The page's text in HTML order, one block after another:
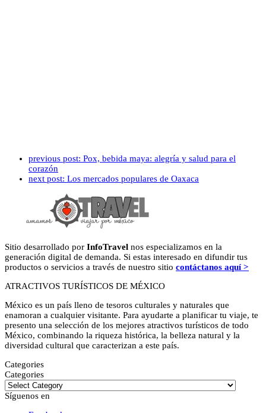
previous post: Pox, bebida maya: alegría y salud para el
corazón
next post: Los mercados populares de Oaxaca
Sitio desarrollado por InfoTravel nos especializamos en la
generación digital de demanda. Si estas interesado en difundir tus
productos o servicios a través de nuestro sitio contáctanos aquí >
ATRACTIVOS TURÍSTICOS DE MÉXICO
México es un país lleno de tesoros culturales y naturales que
enamoran a cualquier visitante. Para ayudarte a planificar tu viaje, te
presento una selección de los mejores atractivos turísticos de todo
México, combinando la riqueza histórica, la belleza natural y la
diversidad cultural que caracterizan a este país.
Categories
Categories
Síguenos en